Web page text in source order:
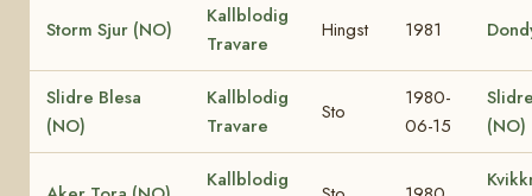
Storm Sjur (NO)
Kallblodig
Travare
Hingst 1981
Slidre Blesa
(NO)
Kallblodig
Travare
Sto
1980-
06-15
(NO)
Kallblodig